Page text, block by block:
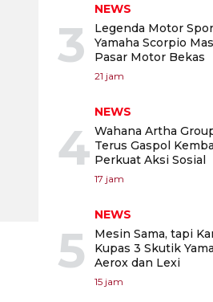
3
NEWS
Legenda Motor
Yamaha Scorpio
Pasar Motor Bekas
21 jam
4
NEWS
Wahana Artha
Terus Gaspol
Perkuat Aksi Sosial
17 jam
5
NEWS
Mesin Sama, tapi
Kupas 3 Skutik
Aerox dan Lexi
15 jam